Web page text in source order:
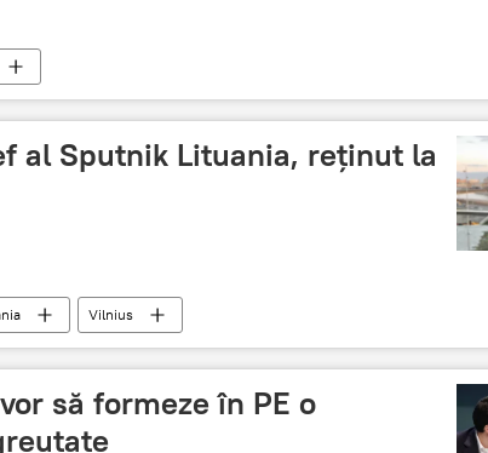
al Sputnik Lituania, reținut la
Vilnius
să formeze în PE o